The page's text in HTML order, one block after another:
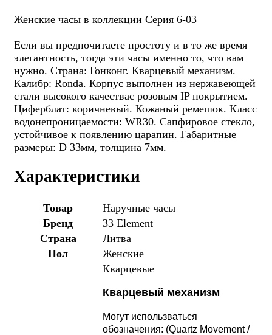
Женские часы в коллекции Серия 6-03
Если вы предпочитаете простоту и в то же время
элегантность, тогда эти часы именно то, что вам
нужно. Страна: Гонконг. Кварцевый механизм.
Калибр: Ronda. Корпус выполнен из нержавеющей
стали высокого качествас розовым IP покрытием.
Циферблат: коричневый. Кожаный ремешок. Класс
водонепроницаемости: WR30. Сапфировое стекло,
устойчивое к появлению царапин. Габаритные
размеры: D 33мм, толщина 7мм.
Характеристики
Товар
Наручные часы
Бренд
33 Element
Страна
Литва
Пол
Женские
Кварцевые
Кварцевый механизм
Могут использваться
обозначения: (Quartz Movement /